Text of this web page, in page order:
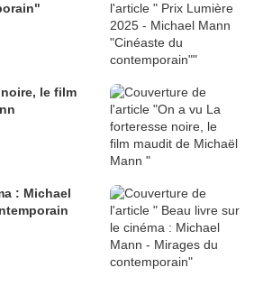
le film
: Michael